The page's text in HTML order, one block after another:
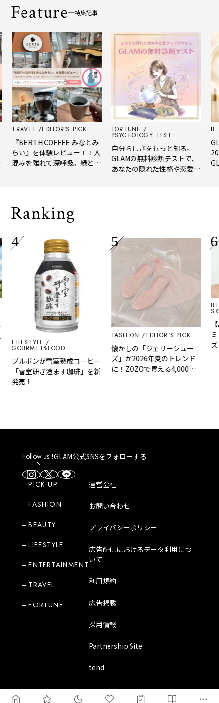
Feature 特集記事
EDITOR'S PICK
BERTH COFFEE みなとみ
い』を体験レビュー！！人
みを離れて深呼吸。緑と
FORTUNE
PSYCHOLOGY TEST
自分らしさをもっと知る。
GLAMの無料診断テストで、
あなたの隠れた性格や恋愛タ
GLAM
2026
Ranking
ルボンが雪室熟成コーヒー
雪室研ぎ澄ます珈琲」を新
売！
FASHION EDITOR'S PICK
懐かしの「ジェリーシュー
ズ」が2026年夏のトレンド
に！ZOZOで買える4,000円
【品
ミノ
ズり
アミノ
Follow us !GLAM公式SNSをフォローする
PICK UP
FASHION
BEAUTY
LIFESTYLE
ENTERTAINMENT
TRAVEL
FORTUNE
運営会社
お問い合わせ
プライバシーポリシー
広告配信におけるデータ利用につ
いて
利用規約
広告掲載
採用情報
Partnership Site
tend